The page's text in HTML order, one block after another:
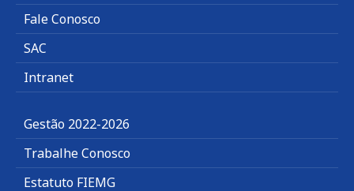
Fale Conosco
SAC
Intranet
Gestão 2022-2026
Trabalhe Conosco
Estatuto FIEMG